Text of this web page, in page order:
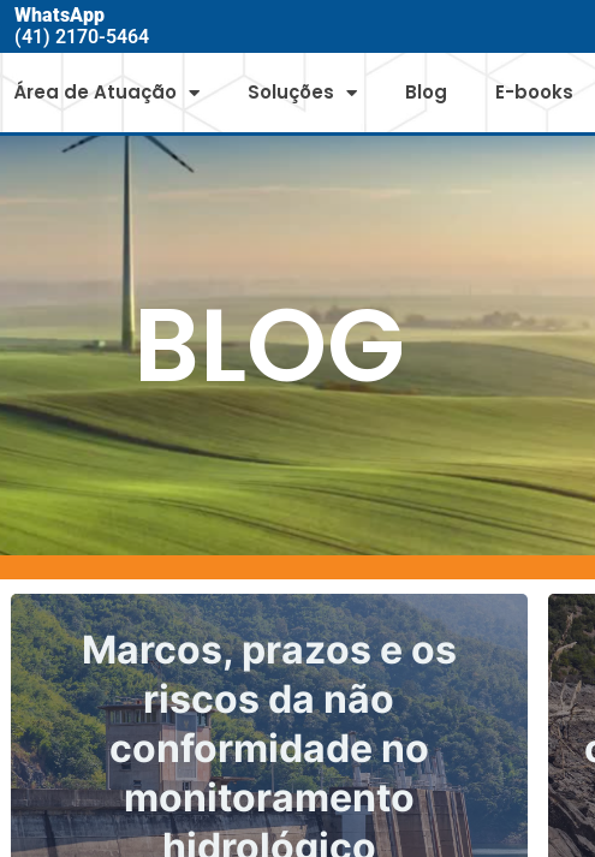
WhatsApp
(41) 2170-5464
Área de Atuação Soluções Blog E-books
BLOG
Nível do corpo hídrico:
o dado primário de toda
análise hidrológica